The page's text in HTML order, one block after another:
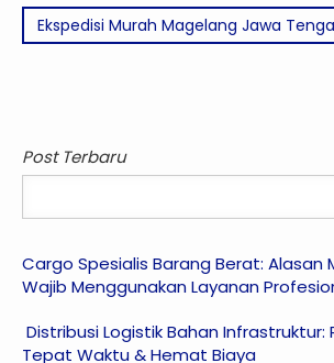
Ekspedisi Murah Magelang Jawa
Post Terbaru
Cargo Spesialis Barang Berat: Alasan
Wajib Menggunakan Layanan
Distribusi Logistik Bahan Infrastruktur:
Tepat Waktu & Hemat Biaya